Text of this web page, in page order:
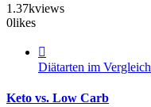
1.37kviews
0likes
Diätarten im Vergleich
Keto vs. Low Carb